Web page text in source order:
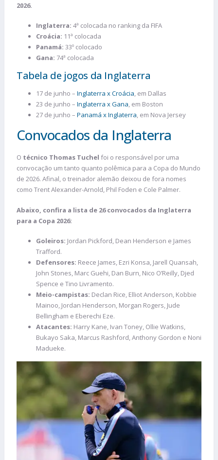
2026.
Inglaterra: 4ª colocada no ranking da FIFA
Croácia: 11ª colocada
Panamá: 33º colocado
Gana: 74ª colocada
Tabela de jogos da Inglaterra
17 de junho – Inglaterra x Croácia, em Dallas
23 de junho – Inglaterra x Gana, em Boston
27 de junho – Panamá x Inglaterra, em Nova Jersey
Convocados da Inglaterra
O técnico Thomas Tuchel foi o responsável por uma
convocação um tanto quanto polêmica para a Copa do Mundo
de 2026. Afinal, o treinador alemão deixou de fora nomes
como Trent Alexander-Arnold, Phil Foden e Cole Palmer.
Abaixo, confira a lista de 26 convocados da Inglaterra
para a Copa 2026:
Goleiros: Jordan Pickford, Dean Henderson e James
Trafford.
Defensores: Reece James, Ezri Konsa, Jarell Quansah,
John Stones, Marc Guehi, Dan Burn, Nico O’Reilly, Djed
Spence e Tino Livramento.
Meio-campistas: Declan Rice, Elliot Anderson, Kobbie
Mainoo, Jordan Henderson, Morgan Rogers, Jude
Bellingham e Eberechi Eze.
Atacantes: Harry Kane, Ivan Toney, Ollie Watkins,
Bukayo Saka, Marcus Rashford, Anthony Gordon e Noni
Madueke.